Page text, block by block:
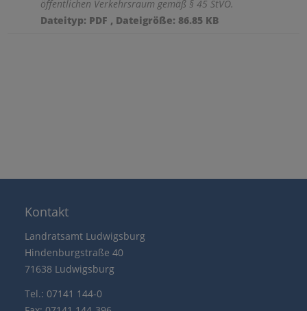
öffentlichen Verkehrsraum gemäß § 45 StVO.
Dateityp: PDF , Dateigröße: 86.85 KB
Kontakt
Landratsamt Ludwigsburg
Hindenburgstraße 40
71638 Ludwigsburg
Tel.: 07141 144-0